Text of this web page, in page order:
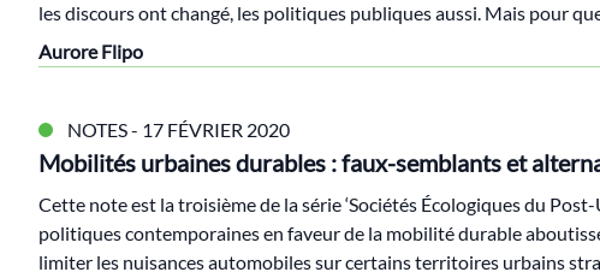
les discours ont changé, les politiques publiques aussi. Mais pour
Aurore Flipo
NOTES- 17 FÉVRIER 2020
Mobilités urbaines durables : faux-semblants et
Cette note est la troisième de la série ‘Sociétés Écologiques du Post-
politiques contemporaines en faveur de la mobilité durable
limiter les nuisances automobiles sur certains territoires urbains